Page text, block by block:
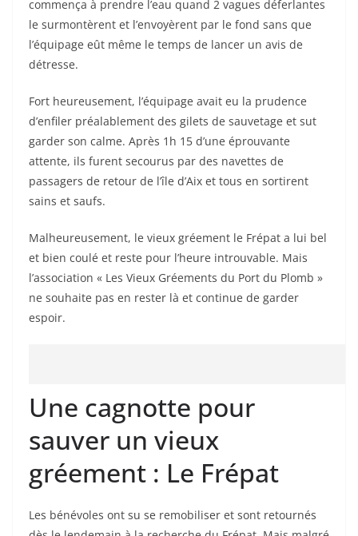
commença à prendre l’eau quand 2 vagues déferlantes
le surmontèrent et l’envoyèrent par le fond sans que
l’équipage eût même le temps de lancer un avis de
détresse.
Fort heureusement, l’équipage avait eu la prudence
d’enfiler préalablement des gilets de sauvetage et sut
garder son calme. Après 1h 15 d’une éprouvante
attente, ils furent secourus par des navettes de
passagers de retour de l’île d’Aix et tous en sortirent
sains et saufs.
Malheureusement, le vieux gréement le Frépat a lui bel
et bien coulé et reste pour l’heure introuvable. Mais
l’association « Les Vieux Gréements du Port du Plomb »
ne souhaite pas en rester là et continue de garder
espoir.
Une cagnotte pour
sauver un vieux
gréement : Le Frépat
Les bénévoles ont su se remobiliser et sont retournés